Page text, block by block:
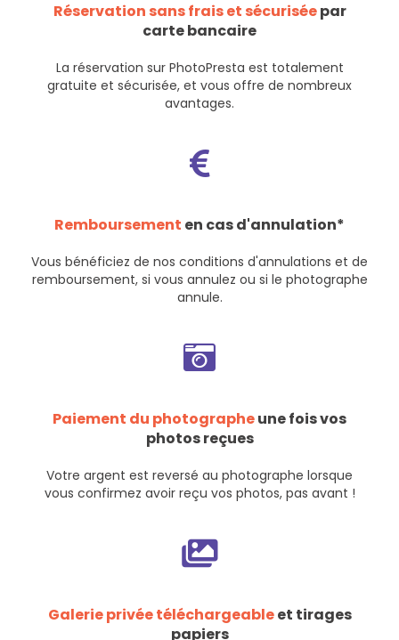
Réservation sans frais et sécuriséepar
carte bancaire
La réservation sur PhotoPresta est totalement
gratuite et sécurisée, et vous offre de nombreux
avantages.
Remboursement en cas d'annulation*
Vous bénéficiez de nos conditions d'annulations et de
remboursement, si vous annulez ou si le photographe
annule.
Paiement du photographeune fois vos
photos reçues
Votre argent est reversé au photographe lorsque
vous confirmez avoir reçu vos photos, pas avant !
Galerie privée téléchargeableet tirages
papiers